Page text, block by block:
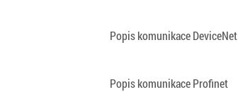
Popis komunikace DeviceNet
Popis komunikace Profinet